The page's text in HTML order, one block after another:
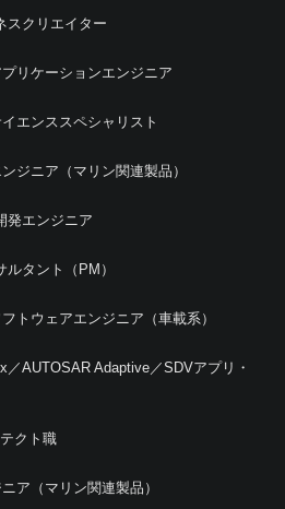
スクリエイター
リケーションエンジニア
エンススペシャリスト
ジニア（マリン関連製品）
発エンジニア
ルタント（PM）
トウェアエンジニア（車載系）
／AUTOSAR Adaptive／SDVアプリ・
クト職
ア（マリン関連製品）